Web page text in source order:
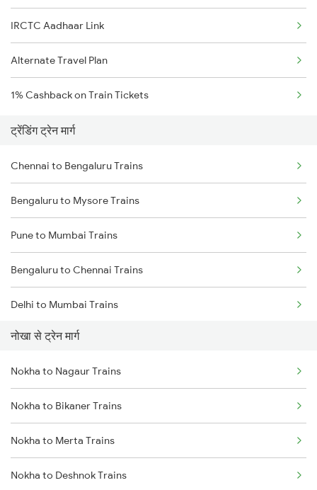
IRCTC Aadhaar Link
Alternate Travel Plan
1% Cashback on Train Tickets
ट्रेंडिंग ट्रेन मार्ग
Chennai to Bengaluru Trains
Bengaluru to Mysore Trains
Pune to Mumbai Trains
Bengaluru to Chennai Trains
Delhi to Mumbai Trains
Mumbai to Pune Trains
Delhi to Jammu Trains
Mumbai to Delhi Trains
Mumbai to Goa Trains
Chennai to Coimbatore Trains
नोखा से ट्रेन मार्ग
Nokha to Nagaur Trains
Nokha to Bikaner Trains
Nokha to Merta Trains
Nokha to Deshnok Trains